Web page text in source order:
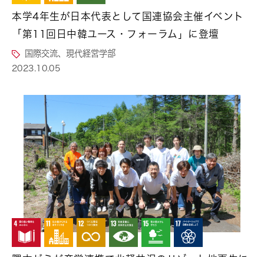
本学4年生が日本代表として国連協会主催イベント
「第11回日中韓ユース・フォーラム」に登壇
国際交流、現代経営学部
2023.10.05